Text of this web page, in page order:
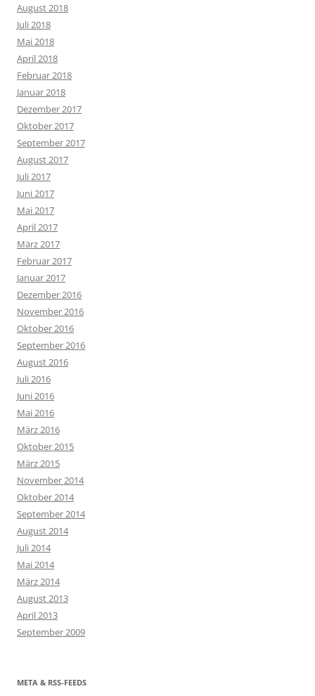
August 2018
Juli 2018
Mai 2018
April 2018
Februar 2018
Januar 2018
Dezember 2017
Oktober 2017
September 2017
August 2017
Juli 2017
Juni 2017
Mai 2017
April 2017
März 2017
Februar 2017
Januar 2017
Dezember 2016
November 2016
Oktober 2016
September 2016
August 2016
Juli 2016
Juni 2016
Mai 2016
März 2016
Oktober 2015
März 2015
November 2014
Oktober 2014
September 2014
August 2014
Juli 2014
Mai 2014
März 2014
August 2013
April 2013
September 2009
META & RSS-FEEDS